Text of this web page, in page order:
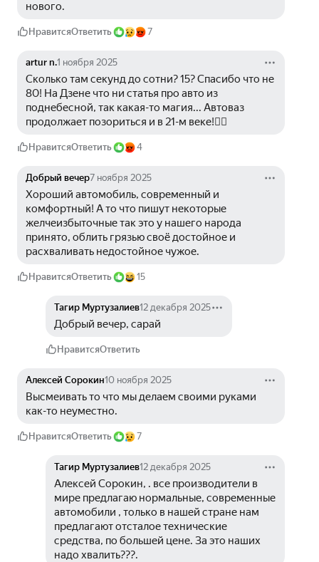
нового.
НравитсяОтветить 7
artur n.1 ноября 2025
Сколько там секунд до сотни? 15? Спасибо что не
80! На Дзене что ни статья про авто из
поднебесной, так какая-то магия... Автоваз
продолжает позориться и в 21-м веке!🤦‍♂️
НравитсяОтветить 4
Добрый вечер7 ноября 2025
Хороший автомобиль, современный и
комфортный! А то что пишут некоторые
желчеизбыточные так это у нашего народа
принято, облить грязью своё достойное и
расхваливать недостойное чужое.
НравитсяОтветить 15
Тагир Муртузалиев12 декабря 2025
Добрый вечер, сарай
НравитсяОтветить
Алексей Сорокин10 ноября 2025
Высмеивать то что мы делаем своими руками
как-то неуместно.
НравитсяОтветить 7
Тагир Муртузалиев12 декабря 2025
Алексей Сорокин, . все производители в
мире предлагаю нормальные, современные
автомобили , только в нашей стране нам
предлагают отсталое технические
средства, по большей цене. За это наших
надо хвалить???.